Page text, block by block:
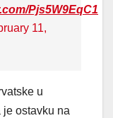
Pjs5W9EqC1
11,
u
je ostavku na